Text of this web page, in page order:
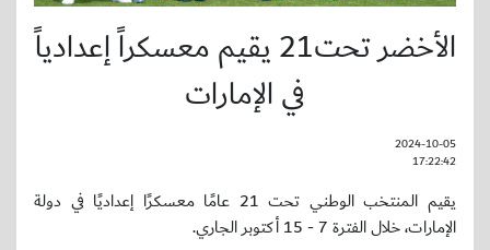
الأخضر تحت21 يقيم معسكراً إعدادياً
في الإمارات
2024-10-05
17:22:42
يقيم المنتخب الوطني تحت 21 عامًا معسكرًا إعداديًا في دولة
الإمارات، خلال الفترة 7 - 15 أكتوبر الجاري.